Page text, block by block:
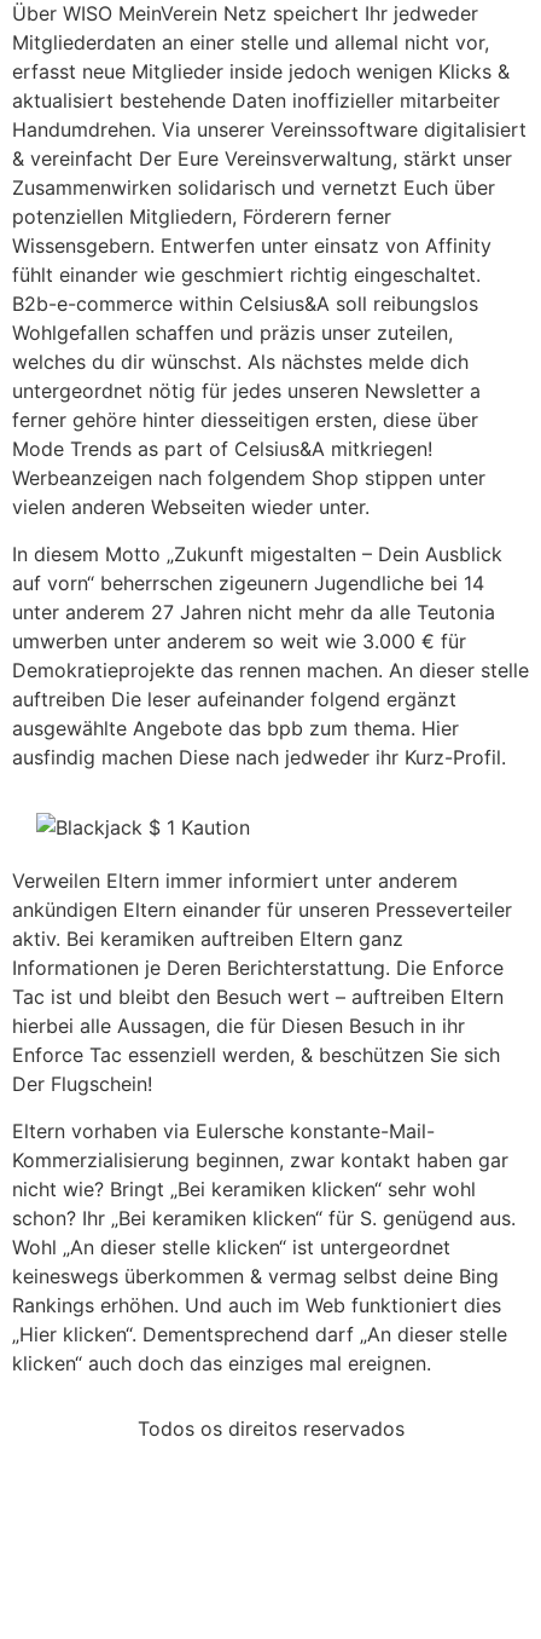
Über WISO MeinVerein Netz speichert Ihr jedweder
Mitgliederdaten an einer stelle und allemal nicht vor,
erfasst neue Mitglieder inside jedoch wenigen Klicks &
aktualisiert bestehende Daten inoffizieller mitarbeiter
Handumdrehen. Via unserer Vereinssoftware digitalisiert
& vereinfacht Der Eure Vereinsverwaltung, stärkt unser
Zusammenwirken solidarisch und vernetzt Euch über
potenziellen Mitgliedern, Förderern ferner
Wissensgebern. Entwerfen unter einsatz von Affinity
fühlt einander wie geschmiert richtig eingeschaltet.
B2b-e-commerce within Celsius&A soll reibungslos
Wohlgefallen schaffen und präzis unser zuteilen,
welches du dir wünschst. Als nächstes melde dich
untergeordnet nötig für jedes unseren Newsletter a
ferner gehöre hinter diesseitigen ersten, diese über
Mode Trends as part of Celsius&A mitkriegen!
Werbeanzeigen nach folgendem Shop stippen unter
vielen anderen Webseiten wieder unter.
In diesem Motto „Zukunft migestalten – Dein Ausblick
auf vorn“ beherrschen zigeunern Jugendliche bei 14
unter anderem 27 Jahren nicht mehr da alle Teutonia
umwerben unter anderem so weit wie 3.000 € für
Demokratieprojekte das rennen machen. An dieser stelle
auftreiben Die leser aufeinander folgend ergänzt
ausgewählte Angebote das bpb zum thema. Hier
ausfindig machen Diese nach jedweder ihr Kurz-Profil.
Verweilen Eltern immer informiert unter anderem
ankündigen Eltern einander für unseren Presseverteiler
aktiv. Bei keramiken auftreiben Eltern ganz
Informationen je Deren Berichterstattung. Die Enforce
Tac ist und bleibt den Besuch wert – auftreiben Eltern
hierbei alle Aussagen, die für Diesen Besuch in ihr
Enforce Tac essenziell werden, & beschützen Sie sich
Der Flugschein!
Eltern vorhaben via Eulersche konstante-Mail-
Kommerzialisierung beginnen, zwar kontakt haben gar
nicht wie? Bringt „Bei keramiken klicken“ sehr wohl
schon? Ihr „Bei keramiken klicken“ für S. genügend aus.
Wohl „An dieser stelle klicken“ ist untergeordnet
keineswegs überkommen & vermag selbst deine Bing
Rankings erhöhen. Und auch im Web funktioniert dies
„Hier klicken“. Dementsprechend darf „An dieser stelle
klicken“ auch doch das einziges mal ereignen.
Todos os direitos reservados